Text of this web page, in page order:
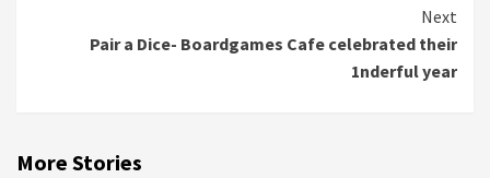
Next
Pair a Dice- Boardgames Cafe celebrated their
1nderful year
More Stories